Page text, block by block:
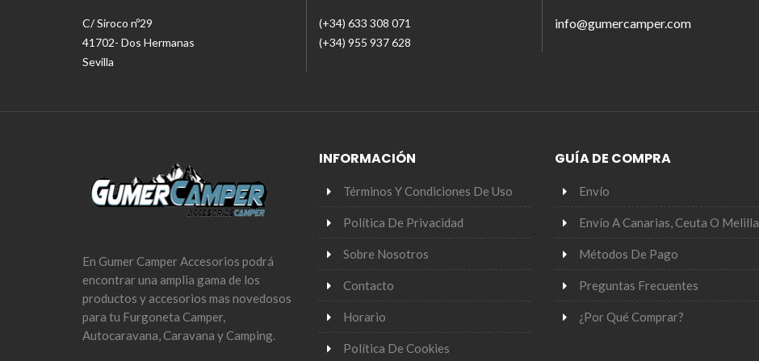
C/ Siroco nº29
41702- Dos Hermanas
Sevilla
(+34) 633 308 071
(+34) 955 937 628
info@gumercamper.com
En Gumer Camper Accesorios podrá
encontrar una amplia gama de los
productos y accesorios mas novedosos
para tu Furgoneta Camper,
Autocaravana, Caravana y Camping.
INFORMACIÓN
Términos Y Condiciones De Uso
Política De Privacidad
Sobre Nosotros
Contacto
Horario
Política De Cookies
GUÍA DE COMPRA
Envío
Envío A Canarias, Ceuta O Melilla
Métodos De Pago
Preguntas Frecuentes
¿Por Qué Comprar?